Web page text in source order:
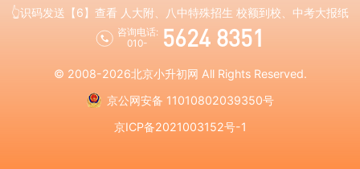
👆识码发送【6】查看 人大附、八中特殊招生 校额到校、中考大报纸
咨询电话:
010-
5624 8351
© 2008-2026北京小升初网 All Rights Reserved.
京公网安备 11010802039350号
京ICP备2021003152号-1